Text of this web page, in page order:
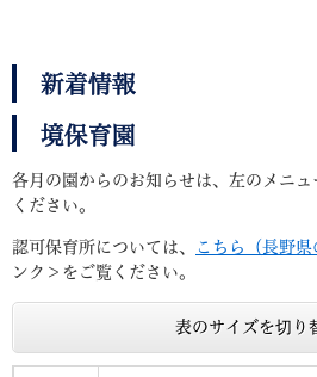
新着情報
境保育園
各月の園からのお知らせは、左のメニ
ください。
認可保育所については、 こちら（長野県
ンク＞ をご覧ください。
表のサイズを切り